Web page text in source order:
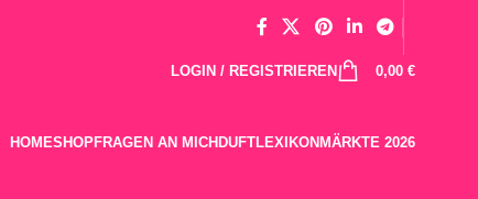
LOGIN / REGISTRIEREN 0,00 €
HOMESHOPFRAGEN AN MICH DUFTLEXIKON MÄRKTE 2026